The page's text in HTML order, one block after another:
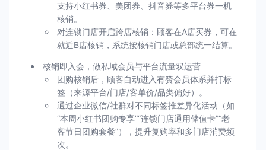
支持小红书券、美团券、抖音券等多平台券一机
核销。
对连锁门店开启跨店核销：顾客在A店买券，可在
就近B店核销，系统按核销门店或总部统一结算。
核销即入会，做私域会员与平台流量双运营
团购核销后，顾客自动进入有赞会员体系并打标
签（来源平台/门店/客单价/品类偏好）。
通过企业微信/社群对不同标签推差异化活动（如
“本周小红书团购专享”“连锁门店通用储值卡”“老
客节日团购套餐”），提升复购率和多门店消费频
次。